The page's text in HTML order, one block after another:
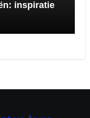
inspiratie